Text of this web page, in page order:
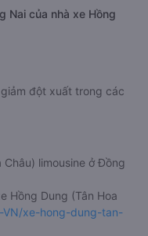
Nai của nhà xe Hồng
đột xuất trong các
limousine ở Đồng
Hồng Dung (Tân Hoa
xe-hong-dung-tan-